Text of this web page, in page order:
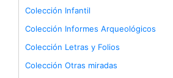
Colección Infantil
Colección Informes Arqueológicos
Colección Letras y Folios
Colección Otras miradas